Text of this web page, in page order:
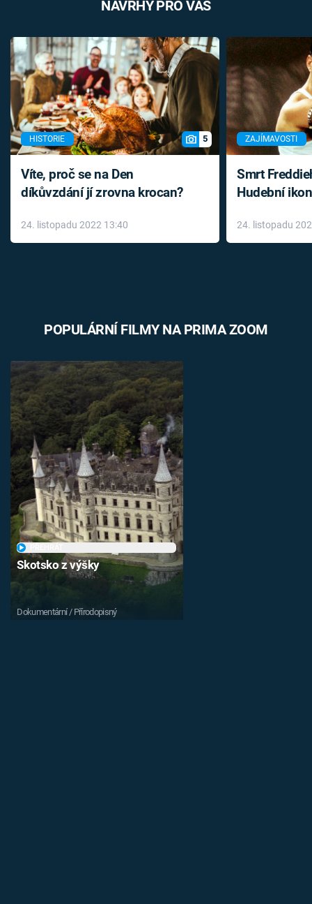
NÁVRHY PRO VÁS
HISTORIE 5
Víte, proč se na Den
díkůvzdání jí zrovna krocan?
24. listopadu 2022 13:40
ZAJÍMAVOSTI
Smrt
Hudební
léky
24. listopadu
POPULÁRNÍ FILMY NA PRIMA ZOOM
Skotsko z výšky
Dokumentární / Přírodopisný